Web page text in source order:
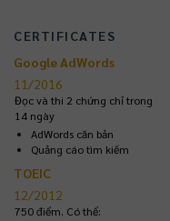
CERTIFICATES
Google AdWords
11/2016
Đọc và thi 2 chứng chỉ trong
14 ngày
AdWords căn bản
Quảng cáo tìm kiếm
TOEIC
12/2012
750 điểm. Có thể: